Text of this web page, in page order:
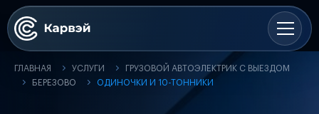
ГЛАВНАЯ УСЛУГИ
ГРУЗОВОЙ АВТОЭЛЕКТРИК С ВЫЕЗДОМ
БЕРЕЗОВО
ОДИНОЧКИ И 10-ТОННИКИ